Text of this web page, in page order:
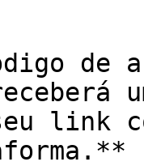
link